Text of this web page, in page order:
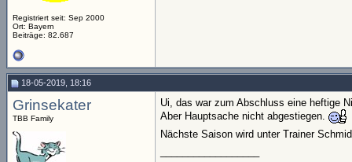
Registriert seit: Sep 2000
Ort: Bayern
Beiträge: 82.687
18-05-2019, 18:16
Grinsekater
TBB Family
Ui, das war zum Abschluss eine heftige
Aber Hauptsache nicht abgestiegen.
Nächste Saison wird unter Trainer